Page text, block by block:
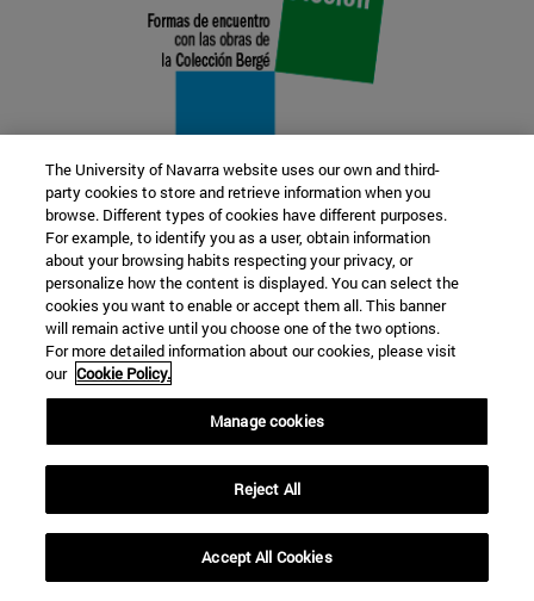
22 SEP
FUNCIÓN Y FICCIÓN. Varios artistas
Más información
The University of Navarra website uses our own and third-
party cookies to store and retrieve information when you
browse. Different types of cookies have different purposes.
For example, to identify you as a user, obtain information
about your browsing habits respecting your privacy, or
personalize how the content is displayed. You can select the
cookies you want to enable or accept them all. This banner
will remain active until you choose one of the two options.
For more detailed information about our cookies, please visit
our Cookie Policy.
Manage cookies
Reject All
Accept All Cookies